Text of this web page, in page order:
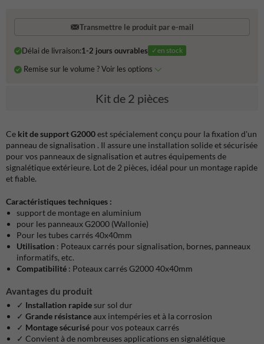
Transmettre le produit par e-mail
Délai de livraison:1-2 jours ouvrables ✓en stock
Remise sur le volume ? Voir les options
Kit de 2 pièces
Ce kit de support G2000est spécialement conçu pour la fixation d'un
panneau de signalisation . Il assure une installation solide et sécurisée
pour vos panneaux de signalisation et autres équipements de
signalétique extérieure. Lot de 2 pièces, idéal pour un montage rapide
et fiable.
Caractéristiques techniques :
support de montage en aluminium
pour les panneaux G2000 (Wallonie)
Pour les tubes carrés 40x40mm
Utilisation : Poteauxcarrés pour signalisation, bornes, panneaux
informatifs, etc.
Compatibilité : PoteauxcarrésG200040x40mm
Avantages du produit
✓ Installation rapidesur sol dur
✓ Grande résistanceaux intempéries et à la corrosion
✓ Montage sécurisé pour vos poteauxcarrés
✓ Convient à de nombreuses applications en signalétique